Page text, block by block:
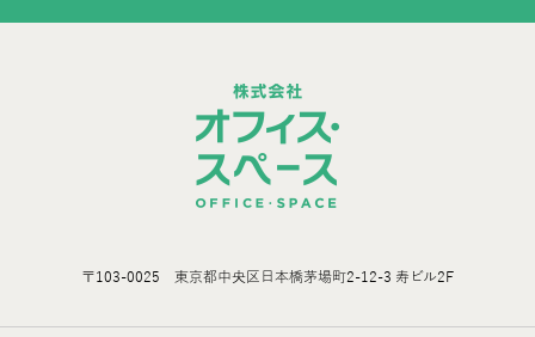
〒103-0025 東京都中央区日本橋茅場町2-12-3 寿ビル2F